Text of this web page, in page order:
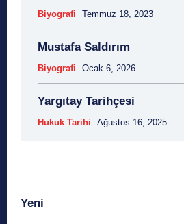
Biyografi Temmuz 18, 2023
Mustafa Saldırım
Biyografi Ocak 6, 2026
Yargıtay Tarihçesi
Hukuk Tarihi Ağustos 16, 2025
Yeni